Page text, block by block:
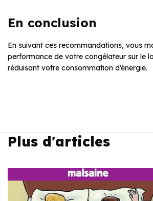
En conclusion
En suivant ces recommandations, vous
performance de votre congélateur sur le
réduisant votre consommation d’énergie.
Plus d'articles